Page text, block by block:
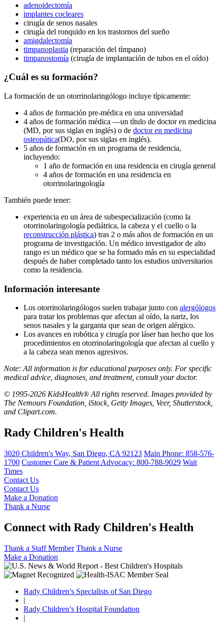
adenoidectomía
implantes cocleares
cirugía de senos nasales
cirugía del ronquido en los trastornos del sueño
amigdalectomía
timpanoplastia (reparación del tímpano)
timpanostomía (cirugía de implantación de tubos en el oído)
¿Cuál es su formación?
La formación de un otorrinolaringólogo incluye típicamente:
4 años de formación pre-médica en una universidad
4 años de formación médica —un título de doctor en medicina
(MD, por sus siglas en inglés) o de doctor en medicina
osteopática(DO, por sus siglas en inglés).
5 años de formación en un programa de residencia,
incluyendo:
1 año de formación en una residencia en cirugía general
4 años de formación en una residencia en
otorrinolaringología
También puede tener:
experiencia en un área de subespecialización (como la
otorrinolaringología pediátrica, la cabeza y el cuello o la
reconstrucción plástica) tras 2 o más años de formación en un
programa de investigación. Un médico investigador de alto
rango es un médico que se ha formado más en su especialidad
después de haber completado tanto los estudios universitarios
como la residencia.
Información interesante
Los otorrinolaringólogos suelen trabajar junto con alergólogos
para tratar los problemas que afectan al oído, la nariz, los
senos nasales y la garganta que sean de origen alérgico.
Los avances en robótica y cirugía por láser han hecho que los
procedimientos en otorrinolaringología que afectan al cuello y
a la cabeza sean menos agresivos.
Note: All information is for educational purposes only. For specific
medical advice, diagnoses, and treatment, consult your doctor.
© 1995-2026 KidsHealth® All rights reserved. Images provided by
The Nemours Foundation, iStock, Getty Images, Veer, Shutterstock,
and Clipart.com.
Rady Children's Health
3020 Children's Way, San Diego, CA 92123 Main Phone: 858-576-
1700 Customer Care & Patient Advocacy: 800-788-9029 Wait
Times
Contact Us
Contact Us
Make a Donation
Thank a Nurse
Connect with Rady Children's Health
Thank a Staff Member Thank a Nurse
Make a Donation
Rady Children’s Specialists of San Diego
|
Rady Children’s Hospital Foundation
|